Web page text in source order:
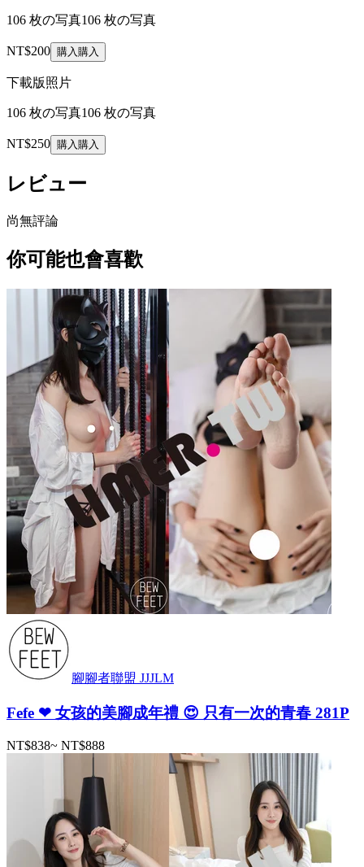
106 枚の写真106 枚の写真
NT$200 購入購入
下載版照片
106 枚の写真106 枚の写真
NT$250 購入購入
レビュー
尚無評論
你可能也會喜歡
腳腳者聯盟 JJJLM
Fefe ❤ 女孩的美腳成年禮 😍 只有一次的青春 281P
NT$838~ NT$888